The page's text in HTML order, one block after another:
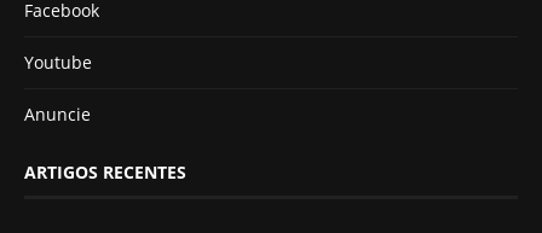
Facebook
Youtube
Anuncie
ARTIGOS RECENTES